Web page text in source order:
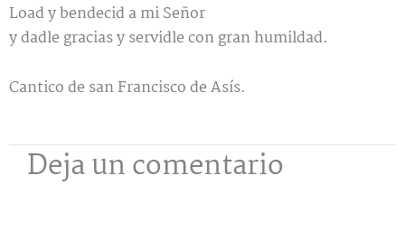
Load y bendecid a mi Señor
y dadle gracias y servidle con gran humildad.
Cantico de san Francisco de Asís.
Deja un comentario